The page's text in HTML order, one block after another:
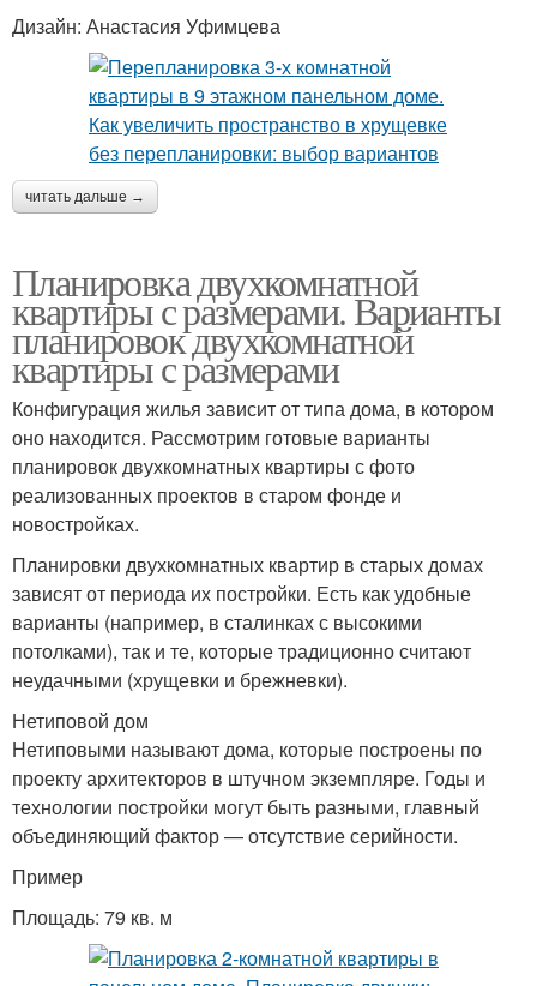
Дизайн: Анастасия Уфимцева
читать дальше →
Планировка двухкомнатной
квартиры с размерами. Варианты
планировок двухкомнатной
квартиры с размерами
Конфигурация жилья зависит от типа дома, в котором
оно находится. Рассмотрим готовые варианты
планировок двухкомнатных квартиры с фото
реализованных проектов в старом фонде и
новостройках.
Планировки двухкомнатных квартир в старых домах
зависят от периода их постройки. Есть как удобные
варианты (например, в сталинках с высокими
потолками), так и те, которые традиционно считают
неудачными (хрущевки и брежневки).
Нетиповой дом
Нетиповыми называют дома, которые построены по
проекту архитекторов в штучном экземпляре. Годы и
технологии постройки могут быть разными, главный
объединяющий фактор — отсутствие серийности.
Пример
Площадь: 79 кв. м